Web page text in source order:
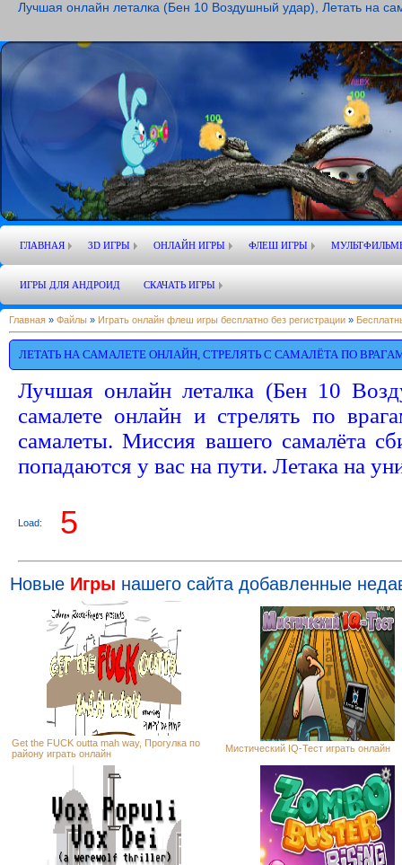
Лучшая онлайн леталка (Бен 10 Воздушный удар), Летать на
ГЛАВНАЯ 3D ИГРЫ ОНЛАЙН ИГРЫ ФЛЕШ ИГРЫ
ИГРЫ ДЛЯ АНДРОИД СКАЧАТЬ ИГРЫ
Главная » Файлы » Играть онлайн флеш игры бесплатно без регистрации »
ЛЕТАТЬ НА САМАЛЕТЕ ОНЛАЙН, СТРЕЛЯТЬ С САМАЛЁТА ПО
Лучшая онлайн леталка (Бен 10
самалете онлайн и стрелять по
самалеты. Миссия вашего самалёта
попадаются у вас на пути. Летака на
Load: 4
Новые Игры нашего сайта добавленные
Get the FUCK outta mah way, Прогулка по
району играть онлайн
Мистический IQ-Тест играть онлайн